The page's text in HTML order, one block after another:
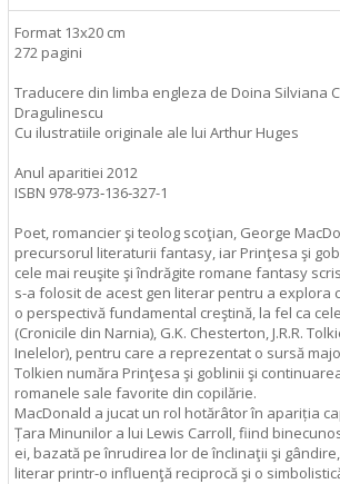
Format 13x20 cm
272 pagini
Traducere din limba engleza de Doina Silviana
Dragulinescu
Cu ilustratiile originale ale lui Arthur Huges
Anul aparitiei 2012
ISBN 978‑973‑136‑327-1
Poet, romancier şi teolog scoţian, George
precursorul literaturii fantasy, iar Prinţesa şi
cele mai reuşite şi îndrăgite romane fantasy
s-a folosit de acest gen literar pentru a explora
o perspectivă fundamental creştină, la fel ca
(Cronicile din Narnia), G.K. Chesterton, J.R.R.
Inelelor), pentru care a reprezentat o sursă
Tolkien număra Prinţesa şi goblinii şi
romanele sale favorite din copilărie.
MacDonald a jucat un rol hotărâtor în apariția
Țara Minunilor a lui Lewis Carroll, fiind
ei, bazată pe înrudirea lor de înclinaţii şi
literar printr-o influenţă reciprocă şi o